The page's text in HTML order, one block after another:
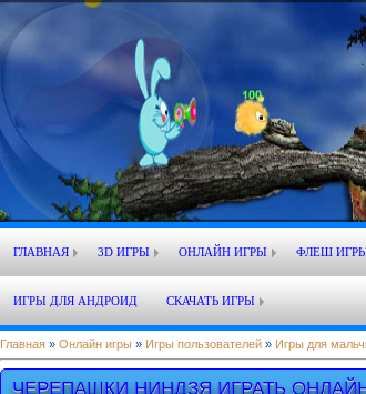
ГЛАВНАЯ 3D ИГРЫ ОНЛАЙН ИГРЫ ФЛЕШ
ИГРЫ ДЛЯ АНДРОИД СКАЧАТЬ ИГРЫ
Главная » Онлайн игры » Игры пользователей » Игры для
ЧЕРЕПАШКИ НИНДЗЯ ИГРАТЬ